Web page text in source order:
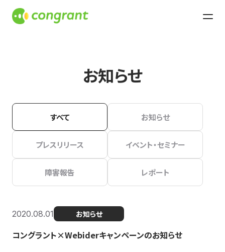
お知らせ
すべて お知らせ
プレスリリース イベント・セミナー
障害報告 レポート
2020.08.01 お知らせ
コングラント×Webiderキャンペーンのお知らせ